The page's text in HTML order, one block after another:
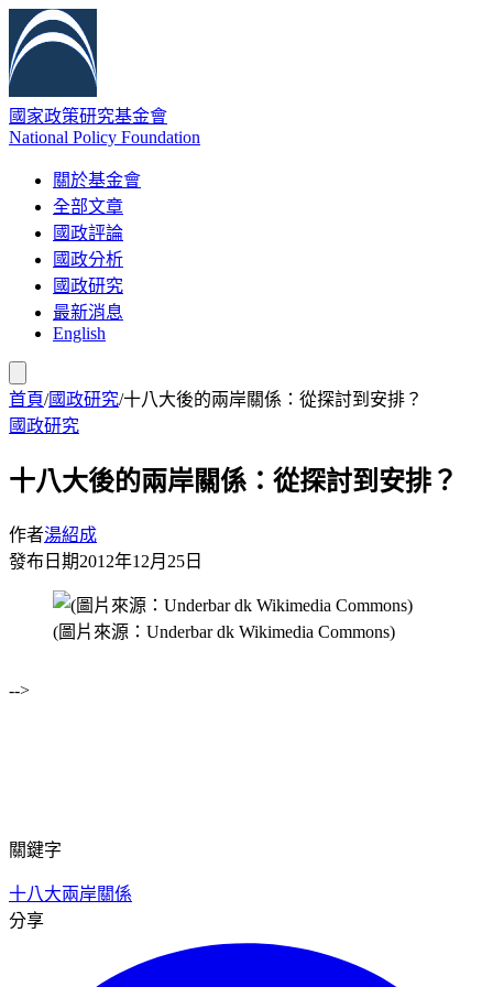
國家政策研究基金會
National Policy Foundation
關於基金會
全部文章
國政評論
國政分析
國政研究
最新消息
English
首頁/國政研究/十八大後的兩岸關係：從探討到安排？
國政研究
十八大後的兩岸關係：從探討到安排？
作者湯紹成
發布日期2012年12月25日
(圖片來源：Underbar dk Wikimedia Commons)
-->
關鍵字
十八大兩岸關係
分享